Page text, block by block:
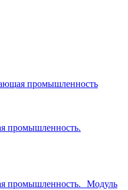
промышленность
промышленность.
промышленность. Модуль